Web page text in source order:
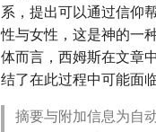
系，提出可以通过信仰
性与女性，这是神的一
体而言，西姆斯在文章
结了在此过程中可能面
摘要与附加信息为自